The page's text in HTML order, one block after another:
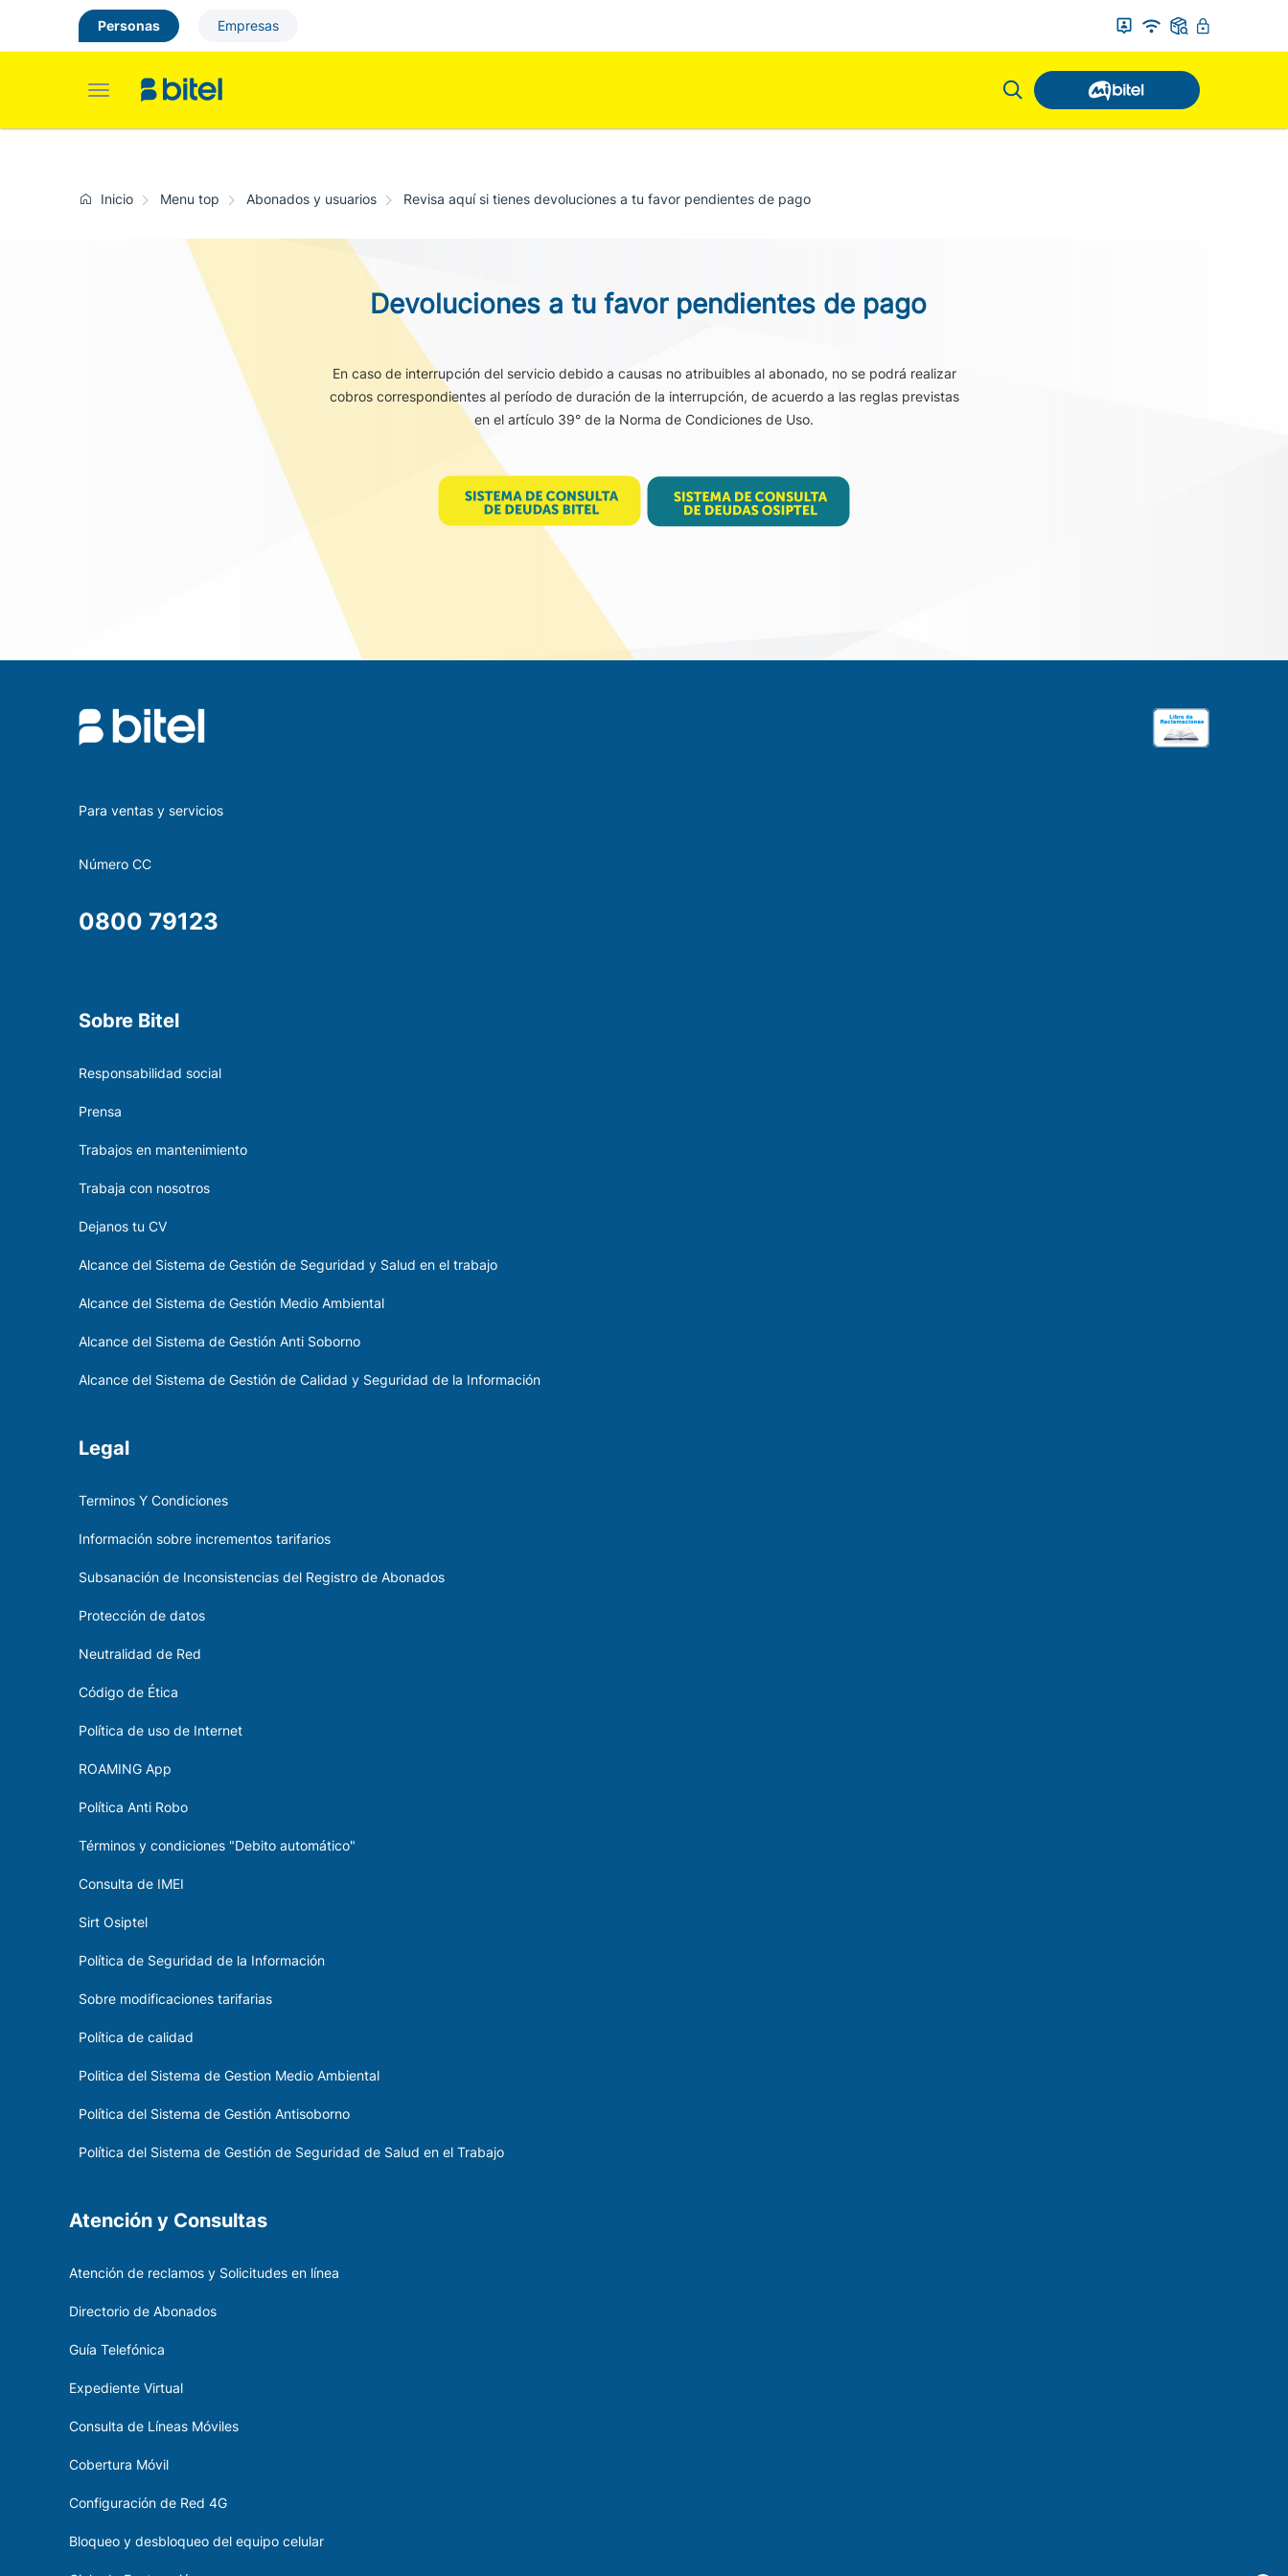
Personas Empresas
Toggle
Inicio Menu top Abonados y usuarios Revisa aquí si tienes devoluciones a tu favor pendientes de pago
Devoluciones a tu favor pendientes de pago
En caso de interrupción del servicio debido a causas no atribuibles al abonado, no se podrá realizar
cobros correspondientes al período de duración de la interrupción, de acuerdo a las reglas previstas
en el artículo 39° de la Norma de Condiciones de Uso.
Para ventas y servicios
Número CC
0800 79123
Sobre Bitel
Responsabilidad social
Prensa
Trabajos en mantenimiento
Trabaja con nosotros
Dejanos tu CV
Alcance del Sistema de Gestión de Seguridad y Salud en el trabajo
Alcance del Sistema de Gestión Medio Ambiental
Alcance del Sistema de Gestión Anti Soborno
Alcance del Sistema de Gestión de Calidad y Seguridad de la Información
Legal
Terminos Y Condiciones
Información sobre incrementos tarifarios
Subsanación de Inconsistencias del Registro de Abonados
Protección de datos
Neutralidad de Red
Código de Ética
Política de uso de Internet
ROAMING App
Política Anti Robo
Términos y condiciones "Debito automático"
Consulta de IMEI
Sirt Osiptel
Política de Seguridad de la Información
Sobre modificaciones tarifarias
Política de calidad
Politica del Sistema de Gestion Medio Ambiental
Política del Sistema de Gestión Antisoborno
Política del Sistema de Gestión de Seguridad de Salud en el Trabajo
Atención y Consultas
Atención de reclamos y Solicitudes en línea
Directorio de Abonados
Guía Telefónica
Expediente Virtual
Consulta de Líneas Móviles
Cobertura Móvil
Configuración de Red 4G
Bloqueo y desbloqueo del equipo celular